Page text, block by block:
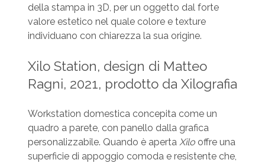
della stampa in 3D, per un oggetto dal forte
valore estetico nel quale colore e texture
individuano con chiarezza la sua origine.
Xilo Station, design di Matteo
Ragni, 2021, prodotto da Xilografia
Workstation domestica concepita come un
quadro a parete, con panello dalla grafica
personalizzabile. Quando è aperta Xilooffre una
superficie di appoggio comoda e resistente che,